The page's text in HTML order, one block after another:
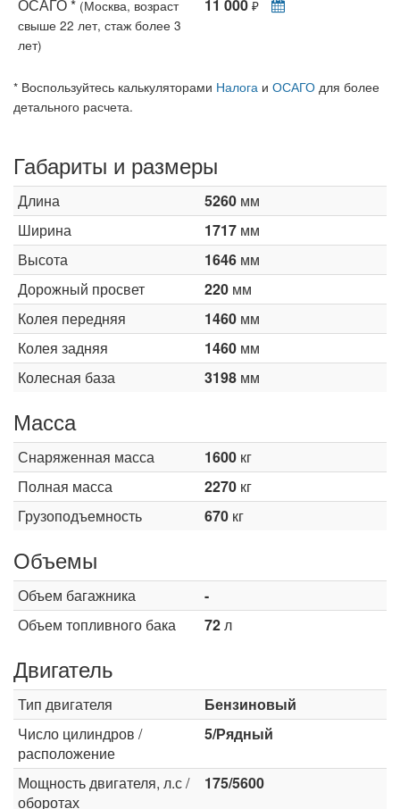
ОСАГО * (Москва, возраст
свыше 22 лет, стаж более 3
лет)
11 000 ₽
* Воспользуйтесь калькуляторами Налога и ОСАГО для более
детального расчета.
Габариты и размеры
Длина 5260 мм
Ширина
1717 мм
Высота
1646 мм
Дорожный просвет
220 мм
Колея передняя
1460 мм
Колея задняя
1460 мм
Колесная база
3198 мм
Масса
Снаряженная масса 1600 кг
Полная масса
2270 кг
Грузоподъемность
670 кг
Объемы
Объем багажника
-
Объем топливного бака
72л
Двигатель
Тип двигателя
Бензиновый
Число цилиндров /
расположение
5/Рядный
Мощность двигателя, л.с /
оборотах
175/5600